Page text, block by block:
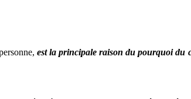
est la principale raison du pourquoi du